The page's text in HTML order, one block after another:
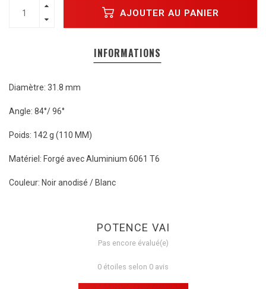
AJOUTER AU PANIER
INFORMATIONS
Diamètre: 31.8 mm
Angle: 84°/ 96°
Poids: 142 g (110 MM)
Matériel: Forgé avec Aluminium 6061 T6
Couleur: Noir anodisé / Blanc
POTENCE VAI
Pas encore évalué(e)
0 étoiles selon 0 avis